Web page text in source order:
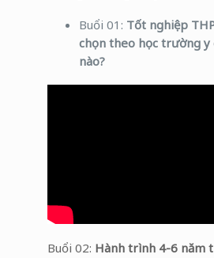
Buổi 01: Tốt nghiệp
chọn theo học trường y
nào?
Buổi 02: Hành trình 4-6 năm